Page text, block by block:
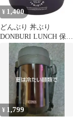
¥ 1,400
どんぶり 丼ぶり
DONBURI LUNCH 保温
弁当箱 ランチジャー
¥ 1,799